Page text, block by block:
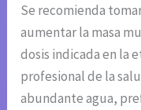
Se recomienda
aumentar la masa
dosis indicada en la
profesional de la
abundante agua,